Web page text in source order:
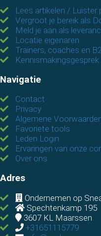
Lees artikelen / Luister
Vergroot je bereik als
Meld je aan als
Locatie eigenaren
Trainers, coaches en
Kennismakingsgesprek
Navigatie
Contact
Privacy
Algemene
Favoriete tools
Leden Login
Ervaringen van onze
Over ons
Adres
Ondernemen op
Spechtenkamp 195
3607 KL Maarssen
+31651115779